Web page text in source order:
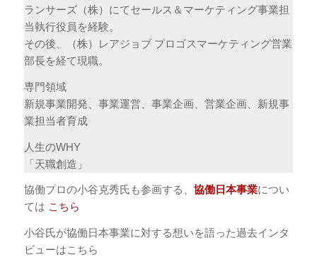
ランサーズ（株）にてセールス＆マーケティング事業担
当執行役員を経験。
その後、（株）レアジョブ プロゴスマーケティング営業
部長を経て現職。
専門領域
新規事業開発、事業運営、事業企画、営業企画、新規事
業担当者育成
人生のWHY
「天職創造」
協働プロの小谷克秀氏も参画する、 協働日本事業につい
ては こちら
小谷氏が協働日本事業に対する想いを語った過去インタ
ビューはこちら